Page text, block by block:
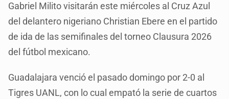
Gabriel Milito visitarán este miércoles al Cruz Azul
del delantero nigeriano Christian Ebere en el partido
de ida de las semifinales del torneo Clausura 2026
del fútbol mexicano.
Guadalajara venció el pasado domingo por 2-0 al
Tigres UANL, con lo cual empató la serie de cuartos